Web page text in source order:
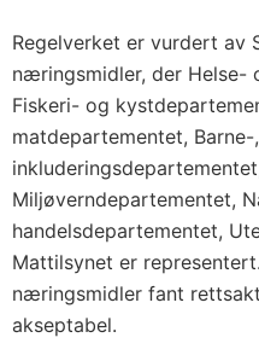
Regelverket er vurdert av
næringsmidler, der Helse-
Fiskeri- og
matdepartementet,
Miljøverndepartementet,
handelsdepartementet,
Mattilsynet er
næringsmidler fant
akseptabel.